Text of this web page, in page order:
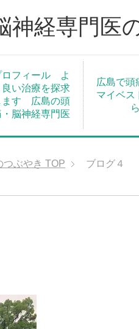
神経専門医
ロフィール よ
良い治療を探求
ます 広島の頭
・脳神経専門医
広島で
マイベス
ら
つぶやき TOP ブログ４